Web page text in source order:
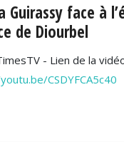
Guirassy face à
de Diourbel
- Lien de la
CSDYFCA5c40